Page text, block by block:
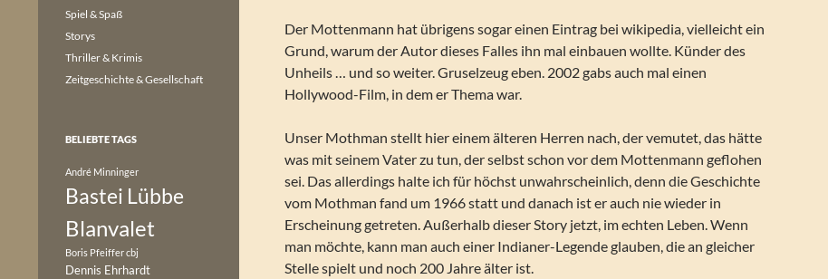
Der Mottenmann hat übrigens sogar einen Eintrag bei wikipedia, vielleicht ein
Grund, warum der Autor dieses Falles ihn mal einbauen wollte. Künder des
Unheils … und so weiter. Gruselzeug eben. 2002 gabs auch mal einen
Hollywood-Film, in dem er Thema war.
Unser Mothman stellt hier einem älteren Herren nach, der vemutet, das hätte
was mit seinem Vater zu tun, der selbst schon vor dem Mottenmann geflohen
sei. Das allerdings halte ich für höchst unwahrscheinlich, denn die Geschichte
vom Mothman fand um 1966 statt und danach ist er auch nie wieder in
Erscheinung getreten. Außerhalb dieser Story jetzt, im echten Leben. Wenn
man möchte, kann man auch einer Indianer-Legende glauben, die an gleicher
Stelle spielt und noch 200 Jahre älter ist.
Spiel & Spaß
Storys
Thriller & Krimis
Zeitgeschichte & Gesellschaft
BELIEBTE TAGS
André Minninger
Bastei Lübbe
Blanvalet
Boris Pfeiffercbj
Dennis Ehrhardt